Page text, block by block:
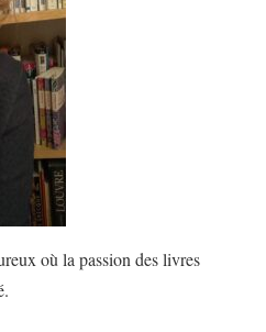
où la passion des livres